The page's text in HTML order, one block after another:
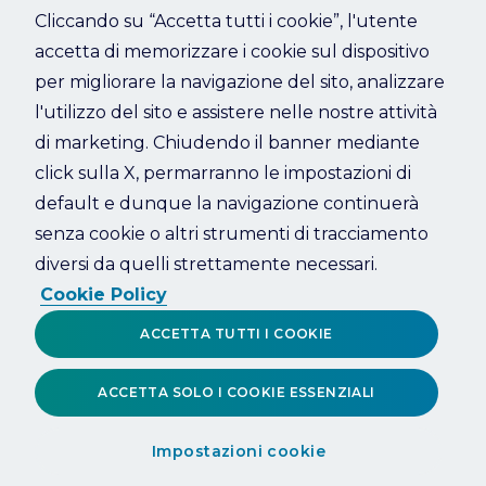
Refresh
Cliccando su “Accetta tutti i cookie”, l'utente
accetta di memorizzare i cookie sul dispositivo
per migliorare la navigazione del sito, analizzare
l'utilizzo del sito e assistere nelle nostre attività
di marketing. Chiudendo il banner mediante
click sulla X, permarranno le impostazioni di
default e dunque la navigazione continuerà
senza cookie o altri strumenti di tracciamento
diversi da quelli strettamente necessari.
Cookie Policy
Impostazioni cookie
ACCETTA SOLO I COOKIE ESSENZIALI
ACCETTA TUTTI I COOKIE